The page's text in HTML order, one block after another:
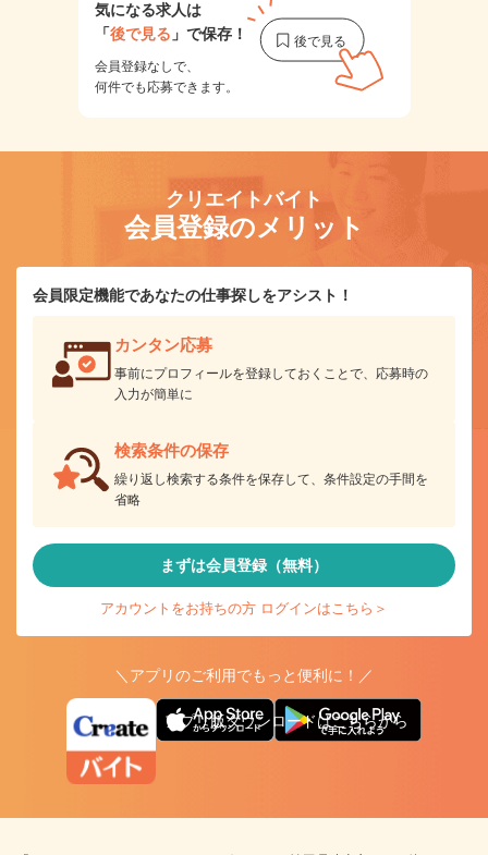
気になる求人は
「後で見る 」で保存！
会員登録なしで、
何件でも応募できます。
クリエイトバイト
会員登録のメリット
会員限定機能であなたの仕事探しをアシスト！
カンタン応募
事前にプロフィールを登録しておくことで、応募時の
入力が簡単に
検索条件の保存
繰り返し検索する条件を保存して、条件設定の手間を
省略
まずは会員登録（無料）
アカウントをお持ちの方 ログインはこちら＞
＼アプリのご利用でもっと便利に！／
アプリ版ダウンロードはこちらから